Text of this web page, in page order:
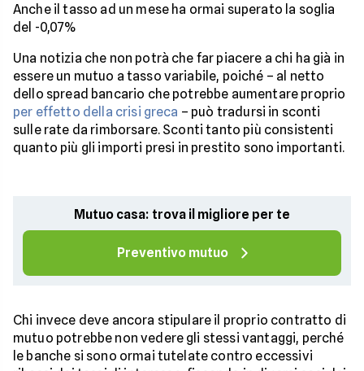
Anche il tasso ad un mese ha ormai superato la soglia
del -0,07%
Una notizia che non potrà che far piacere a chi ha già in
essere un mutuo a tasso variabile, poiché – al netto
dello spread bancario che potrebbe aumentare proprio
per effetto della crisi greca – può tradursi in sconti
sulle rate da rimborsare. Sconti tanto più consistenti
quanto più gli importi presi in prestito sono importanti.
Mutuo casa: trova il migliore per te
Preventivo mutuo
Chi invece deve ancora stipulare il proprio contratto di
mutuo potrebbe non vedere gli stessi vantaggi, perché
le banche si sono ormai tutelate contro eccessivi